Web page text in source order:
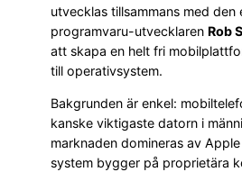
utvecklas tillsammans med den
programvaru-utvecklaren Rob
att skapa en helt fri
till operativsystem.
Bakgrunden är enkel:
kanske viktigaste datorn i
marknaden domineras av
system bygger på proprietära